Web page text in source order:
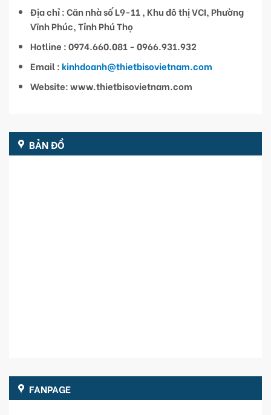
Địa chỉ : Căn nhà số L9-11 , Khu đô thị VCI, Phường
Vĩnh Phúc, Tỉnh Phú Thọ
Hotline : 0974.660.081 - 0966.931.932
Email : kinhdoanh@thietbisovietnam.com
Website: www.thietbisovietnam.com
BẢN ĐỒ
FANPAGE